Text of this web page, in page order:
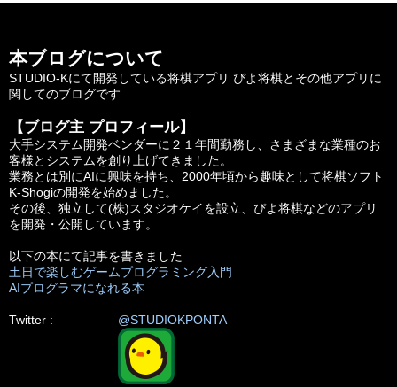
本ブログについて
STUDIO-Kにて開発している将棋アプリ ぴよ将棋とその他アプリに
関してのブログです
【ブログ主 プロフィール】
大手システム開発ベンダーに２１年間勤務し、さまざまな業種のお
客様とシステムを創り上げてきました。
業務とは別にAIに興味を持ち、2000年頃から趣味として将棋ソフト
K-Shogiの開発を始めました。
その後、独立して(株)スタジオケイを設立、ぴよ将棋などのアプリ
を開発・公開しています。
以下の本にて記事を書きました
土日で楽しむゲームプログラミング入門
AIプログラマになれる本
Twitter : @STUDIOKPONTA